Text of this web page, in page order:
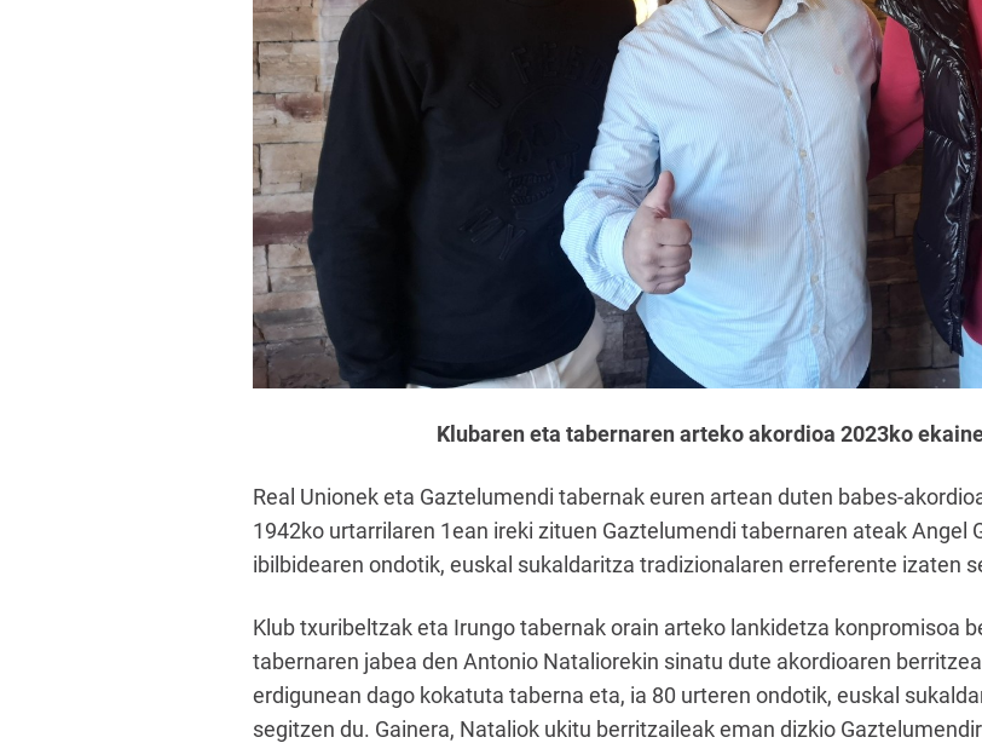
Klubaren eta tabernaren arteko akordioa 2023ko
Real Unionek eta Gaztelumendi tabernak euren artean duten babes-
1942ko urtarrilaren 1ean ireki zituen Gaztelumendi tabernaren ateak Angel
ibilbidearen ondotik, euskal sukaldaritza tradizionalaren erreferente izaten
Klub txuribeltzak eta Irungo tabernak orain arteko lankidetza konpromisoa
tabernaren jabea den Antonio Nataliorekin sinatu dute akordioaren
erdigunean dago kokatuta taberna eta, ia 80 urteren ondotik, euskal
segitzen du. Gainera, Nataliok ukitu berritzaileak eman dizkio